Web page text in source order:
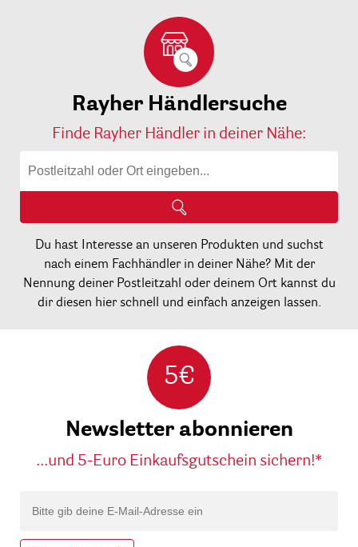
Rayher Händlersuche
Finde Rayher Händler in deiner Nähe:
Du hast Interesse an unseren Produkten und suchst
nach einem Fachhändler in deiner Nähe? Mit der
Nennung deiner Postleitzahl oder deinem Ort kannst du
dir diesen hier schnell und einfach anzeigen lassen.
5€
Newsletter abonnieren
...und 5-Euro Einkaufsgutschein sichern!*